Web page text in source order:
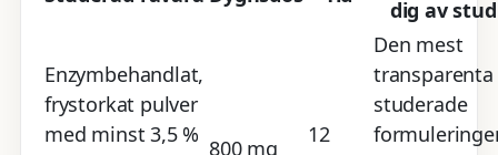
dig av
Enzymbehandlat,
frystorkat pulver
med minst 3,5 %
800 mg
12
Den mest
transparenta
studerade